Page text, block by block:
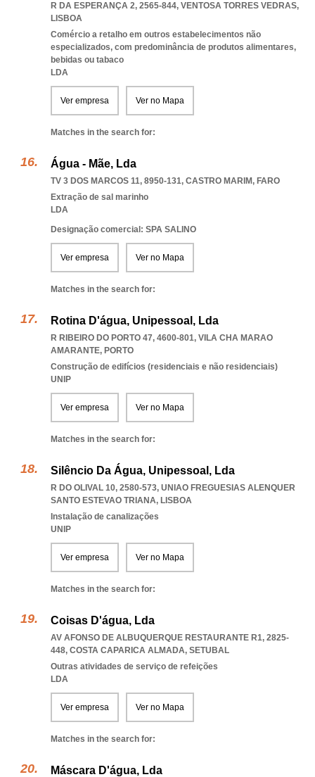
R DA ESPERANÇA 2, 2565-844, VENTOSA TORRES VEDRAS,
LISBOA
Comércio a retalho em outros estabelecimentos não
especializados, com predominância de produtos alimentares,
bebidas ou tabaco
LDA
Ver empresa Ver no Mapa
Matches in the search for:
Água - Mãe, Lda
TV 3 DOS MARCOS 11, 8950-131, CASTRO MARIM, FARO
Extração de sal marinho
LDA
Designação comercial: SPA SALINO
Ver empresa Ver no Mapa
Matches in the search for:
Rotina D'água, Unipessoal, Lda
R RIBEIRO DO PORTO 47, 4600-801, VILA CHA MARAO
AMARANTE, PORTO
Construção de edifícios (residenciais e não residenciais)
UNIP
Ver empresa Ver no Mapa
Matches in the search for:
Silêncio Da Água, Unipessoal, Lda
R DO OLIVAL 10, 2580-573, UNIAO FREGUESIAS ALENQUER
SANTO ESTEVAO TRIANA, LISBOA
Instalação de canalizações
UNIP
Ver empresa Ver no Mapa
Matches in the search for:
Coisas D'água, Lda
AV AFONSO DE ALBUQUERQUE RESTAURANTE R1, 2825-
448, COSTA CAPARICA ALMADA, SETUBAL
Outras atividades de serviço de refeições
LDA
Ver empresa Ver no Mapa
Matches in the search for:
Máscara D'água, Lda